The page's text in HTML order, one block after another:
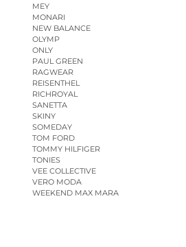
MEY
MONARI
NEW BALANCE
OLYMP
ONLY
PAUL GREEN
RAGWEAR
REISENTHEL
RICHROYAL
SANETTA
SKINY
SOMEDAY
TOM FORD
TOMMY HILFIGER
TONIES
VEE COLLECTIVE
VERO MODA
WEEKEND MAX MARA